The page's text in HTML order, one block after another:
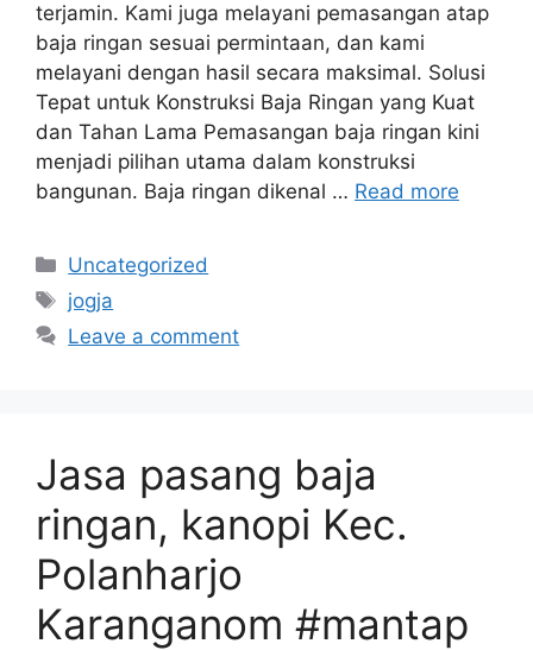
terjamin. Kami juga melayani pemasangan atap
baja ringan sesuai permintaan, dan kami
melayani dengan hasil secara maksimal. Solusi
Tepat untuk Konstruksi Baja Ringan yang Kuat
dan Tahan Lama Pemasangan baja ringan kini
menjadi pilihan utama dalam konstruksi
bangunan. Baja ringan dikenal … Read more
Categories
Uncategorized
Tags
jogja
Leave a comment
Jasa pasang baja
ringan, kanopi Kec.
Polanharjo
Karanganom #mantap